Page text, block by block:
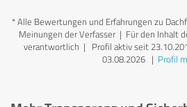
*Alle Bewertungen und Erfahrungen zu
Meinungen der Verfasser | Für den Inhalt
verantwortlich | Profil aktiv seit
03.08.2026 | Profil